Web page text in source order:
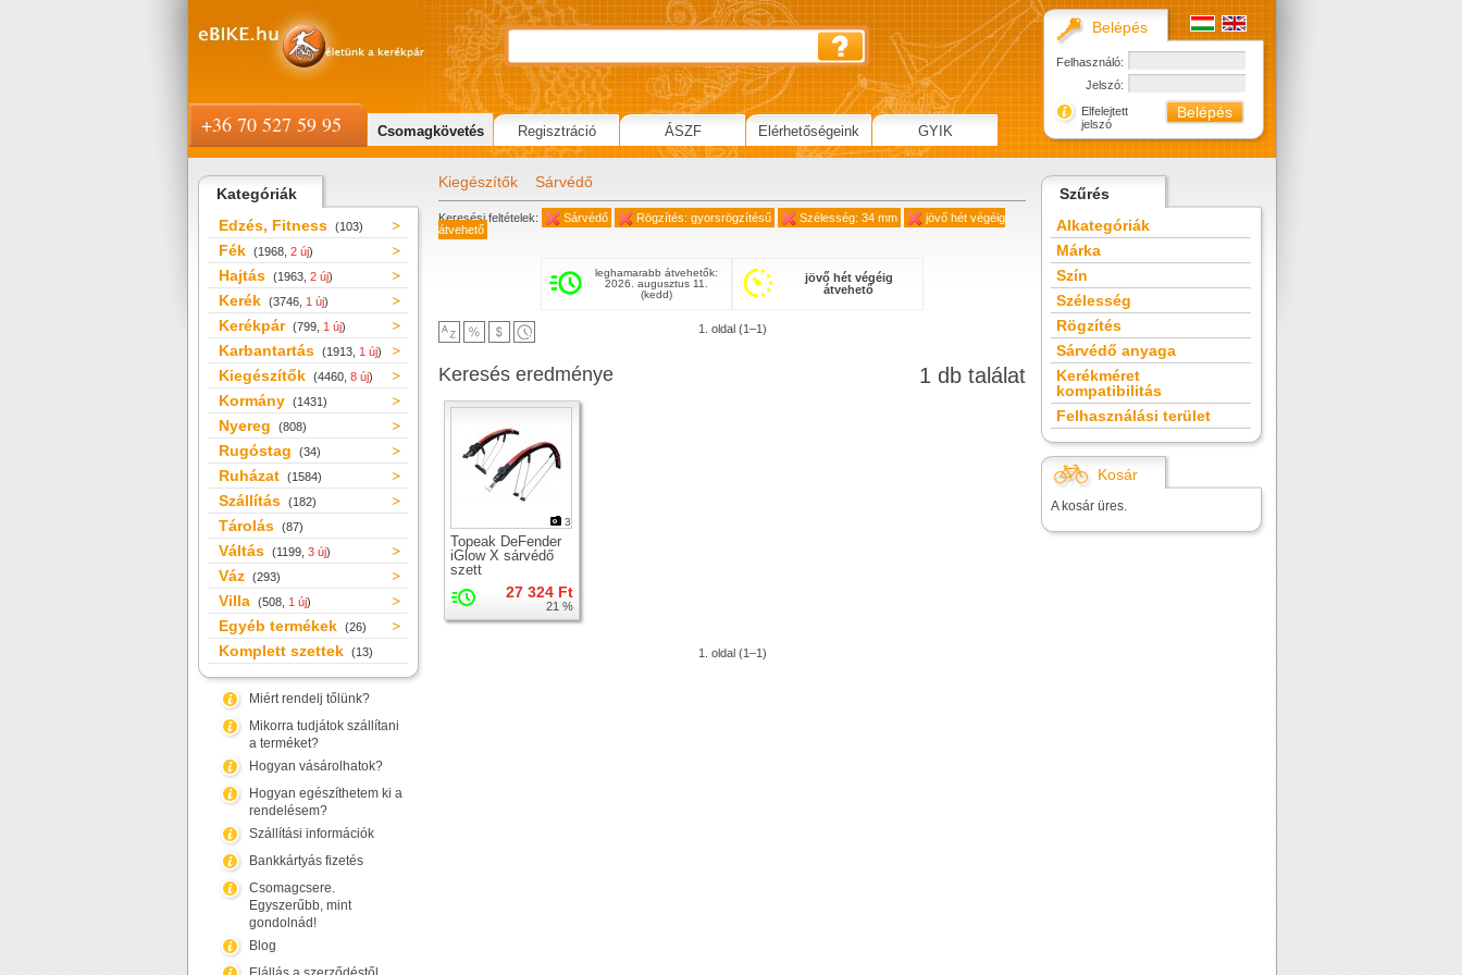
Kategóriák
Edzés, Fitness (103)
Fék (1968, 2 új)
Hajtás (1963, 2 új)
Kerék (3746, 1 új)
Kerékpár (799, 1 új)
Karbantartás (1913, 1 új)
Kiegészítők (4460, 8 új)
Kormány (1431)
Nyereg (808)
Rugóstag (34)
Ruházat (1584)
Szállítás (182)
Tárolás (87)
Váltás (1199, 3 új)
Váz (293)
Villa (508, 1 új)
Egyéb termékek (26)
Komplett szettek (13)
Miért rendelj tőlünk?
Mikorra tudjátok szállítani
a terméket?
Hogyan vásárolhatok?
Hogyan egészíthetem ki a
rendelésem?
Szállítási információk
Bankkártyás fizetés
Csomagcsere.
Egyszerűbb, mint
gondolnád!
Blog
Kiegészítők Sárvédő
Keresési feltételek: Sárvédő Rögzítés: gyorsrögzítésű Szélesség: 34 mm
jövő hét végéig
átvehető
leghamarabb átvehetők:
2026. augusztus 11.
(kedd)
jövő hét végéig
átvehető
1. oldal (1–1)
1 db találat
Keresés eredménye
3
Topeak DeFender
iGlow X sárvédő
szett
27 324 Ft
21 %
1. oldal (1–1)
Szűrés
Alkategóriák
Márka
Szín
Szélesség
Rögzítés
Sárvédő anyaga
Kerékméret
kompatibilitás
Felhasználási terület
Kosár
A kosár üres.
Belépés
Felhasználó:
Jelszó:
Elfelejtett
jelszó
+36 70 527 59 95 Csomagkövetés Regisztráció ÁSZF Elérhetőségeink GYIK